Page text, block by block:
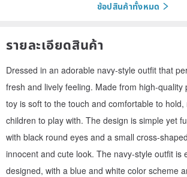
ช้อปสินค้าทั้งหมด
รายละเอียดสินค้า
Dressed in an adorable navy-style outfit that
fresh and lively feeling. Made from high-quality
toy is soft to the touch and comfortable to
children to play with. The design is simple yet
with black round eyes and a small cross-
innocent and cute look. The navy-style outfit is
designed, with a blue and white color scheme